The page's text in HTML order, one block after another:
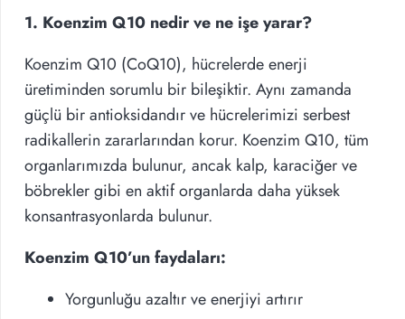
1. Koenzim Q10 nedir ve ne işe yarar?
Koenzim Q10 (CoQ10), hücrelerde enerji
üretiminden sorumlu bir bileşiktir. Aynı zamanda
güçlü bir antioksidandır ve hücrelerimizi serbest
radikallerin zararlarından korur. Koenzim Q10, tüm
organlarımızda bulunur, ancak kalp, karaciğer ve
böbrekler gibi en aktif organlarda daha yüksek
konsantrasyonlarda bulunur.
Koenzim Q10’un faydaları:
Yorgunluğu azaltır ve enerjiyi artırır